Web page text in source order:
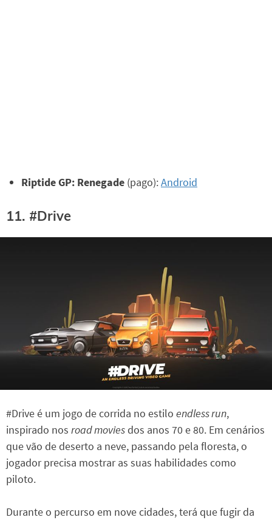
Riptide GP: Renegade (pago):Android
11. #Drive
#Drive é um jogo de corrida no estilo endless run,
inspirado nos road moviesdos anos 70 e 80. Em cenários
que vão de deserto a neve, passando pela floresta, o
jogador precisa mostrar as suas habilidades como
piloto.
Durante o percurso em nove cidades, terá que fugir da